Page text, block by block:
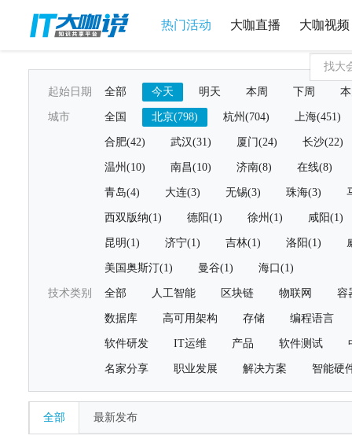
热门活动 大咖直播 大咖视频
起始日期 全部 今天 明天 本周 下周
城市 全国 北京(798) 杭州(704) 上海(451)
合肥(42) 武汉(31) 厦门(24) 长沙(22)
温州(10) 南昌(10) 济南(8) 在线(8)
青岛(4) 大连(3) 无锡(3) 珠海(3)
西双版纳(1) 德阳(1) 徐州(1) 咸阳(1)
昆明(1) 济宁(1) 吉林(1) 洛阳(1)
美国奥斯汀(1) 曼谷(1) 海口(1)
技术类别 全部 人工智能 区块链 物联网 容
数据库 高可用架构 存储 编程语言
软件研发 IT运维 产品 软件测试
名家分享 职业发展 解决方案 智能硬
全部 最新发布